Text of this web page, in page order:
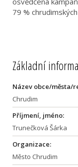
79 %
Základní
Název obce/města/
Chrudim
Příjmení, jméno:
Trunečková Šárka
Organizace:
Město Chrudim